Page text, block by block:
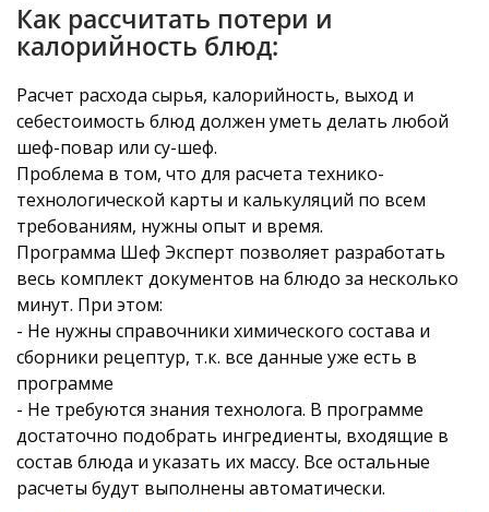
Как рассчитать потери и
калорийность блюд:
Расчет расхода сырья, калорийность, выход и
себестоимость блюд должен уметь делать любой
шеф-повар или су-шеф.
Проблема в том, что для расчета технико-
технологической карты и калькуляций по всем
требованиям, нужны опыт и время.
Программа Шеф Эксперт позволяет разработать
весь комплект документов на блюдо за несколько
минут. При этом:
- Не нужны справочники химического состава и
сборники рецептур, т.к. все данные уже есть в
программе
- Не требуются знания технолога. В программе
достаточно подобрать ингредиенты, входящие в
состав блюда и указать их массу. Все остальные
расчеты будут выполнены автоматически.